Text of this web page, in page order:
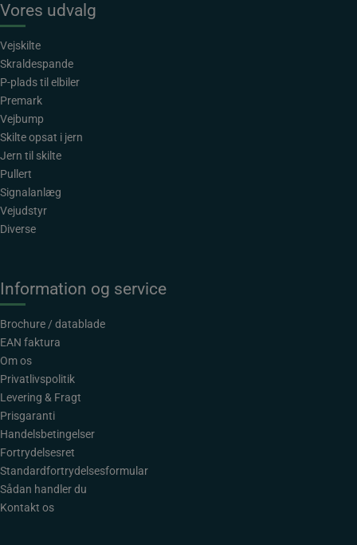
Vores udvalg
Vejskilte
Skraldespande
P-plads til elbiler
Premark
Vejbump
Skilte opsat i jern
Jern til skilte
Pullert
Signalanlæg
Vejudstyr
Diverse
Information og service
Brochure / datablade
EAN faktura
Om os
Privatlivspolitik
Levering & Fragt
Prisgaranti
Handelsbetingelser
Fortrydelsesret
Standardfortrydelsesformular
Sådan handler du
Kontakt os